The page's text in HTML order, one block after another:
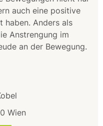
auch eine positive
haben. Anders als
Anstrengung im
an der Bewegung.
Wien